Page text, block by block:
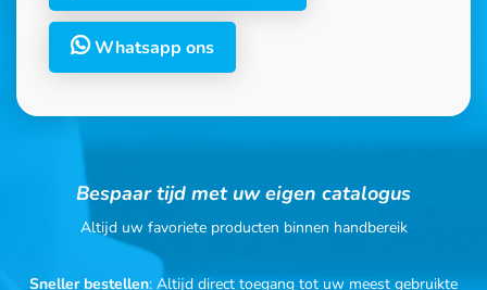
Whatsapp ons
Bespaar tijd met uw eigen catalogus
Altijd uw favoriete producten binnen handbereik
Sneller bestellen: Altijd direct toegang tot uw meest gebruikte